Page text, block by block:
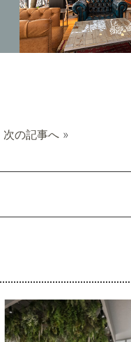
次の記事へ »